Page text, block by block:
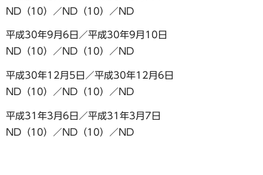
ND（10）／ND（10）／ND
平成30年9月6日／平成30年9月10日
ND（10）／ND（10）／ND
平成30年12月5日／平成30年12月6日
ND（10）／ND（10）／ND
平成31年3月6日／平成31年3月7日
ND（10）／ND（10）／ND